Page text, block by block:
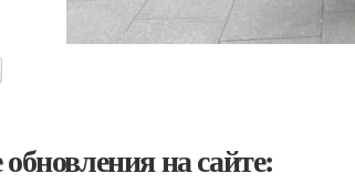
на сайте: